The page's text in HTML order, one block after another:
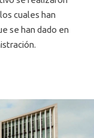
cuales han
se han dado en